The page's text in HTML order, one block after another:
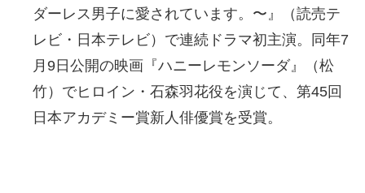
ダーレス男子に愛されています。〜』（読売テ
レビ・日本テレビ）で連続ドラマ初主演。同年7
月9日公開の映画『ハニーレモンソーダ』（松
竹）でヒロイン・石森羽花役を演じて、第45回
日本アカデミー賞新人俳優賞を受賞。